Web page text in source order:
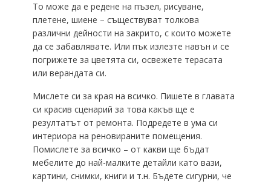
То може да е редене на пъзел, рисуване,
плетене, шиене – съществуват толкова
различни дейности на закрито, с които можете
да се забавлявате. Или пък излезте навън и се
погрижете за цветята си, освежете терасата
или верандата си.
Мислете си за края на всичко. Пишете в главата
си красив сценарий за това какъв ще е
резултатът от ремонта. Подредете в ума си
интериора на реновираните помещения.
Помислете за всичко – от какви ще бъдат
мебелите до най-малките детайли като вази,
картини, снимки, книги и т.н. Бъдете сигурни, че